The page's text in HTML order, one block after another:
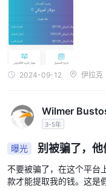
2024-09-12 伊拉克
Wilmer
3-5年
曝光 别被骗了，
不要被骗了，在这个平台
款才能提取我的钱。这是